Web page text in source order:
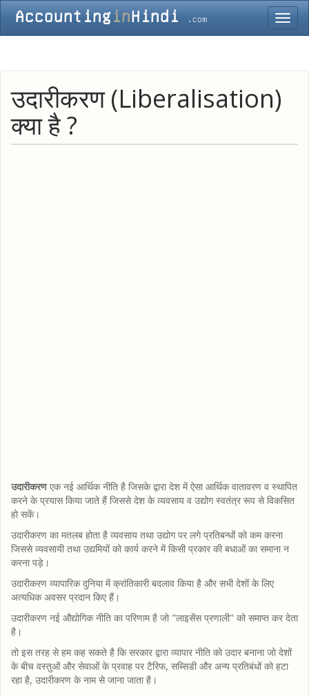
उदारीकरण (Liberalisation)
क्या है ?
उदारीकरणएक नई आर्थिक नीति है जिसके द्वारा देश में ऐसा आर्थिक वातावरण व स्थापित
करने के प्रयास किया जाते हैं जिससे देश के व्यवसाय व उद्योग स्वतंत्र रूप से विकसित
हो सकें।
उदारीकरण का मतलब होता है व्यवसाय तथा उद्योग पर लगे प्रतिबन्धों को कम करना
जिससे व्यवसायी तथा उद्यमियों को कार्य करने में किसी प्रकार की बधाओं का समाना न
करना पड़े।
उदारीकरण व्यापारिक दुनिया में क्रांतिकारी बदलाव किया है और सभी देशों के लिए
अत्यधिक अवसर प्रदान किए हैं।
उदारीकरण नई औद्योगिक नीति का परिणाम है जो "लाइसेंस प्रणाली" को समाप्त कर देता
है।
तो इस तरह से हम कह सकते है कि सरकार द्वारा व्यापार नीति को उदार बनाना जो देशों
के बीच वस्तुओं और सेवाओं के प्रवाह पर टैरिफ, सब्सिडी और अन्य प्रतिबंधों को हटा
रहा है, उदारीकरण के नाम से जाना जाता है।